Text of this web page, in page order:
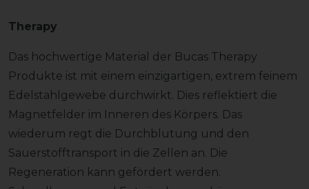
Therapy
Das hochwertige Material der Bucas Therapy
Produkte ist mit einem einzigartigen, extrem feinem
Edelstahlgewebe durchwirkt. Dies reflektiert die
Magnetfelder im Inneren des Körpers. Das
wiederum regt die Durchblutung und den
Sauerstofftransport in die Zellen an. Die
Regeneration kann gefördert werden.